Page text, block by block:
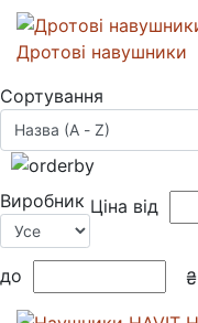
Дротові навушники
Сортування
Виробник Ціна від
до ₴